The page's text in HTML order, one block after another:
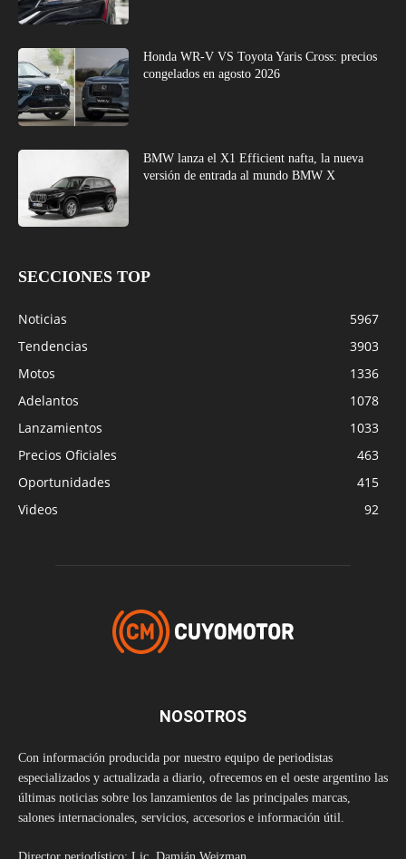
Honda WR-V VS Toyota Yaris Cross: precios
congelados en agosto 2026
BMW lanza el X1 Efficient nafta, la nueva
versión de entrada al mundo BMW X
SECCIONES TOP
Noticias
5967
Tendencias
3903
Motos
1336
Adelantos
1078
Lanzamientos
1033
Precios Oficiales
463
Oportunidades
415
Videos
92
NOSOTROS
Con información producida por nuestro equipo de periodistas
especializados y actualizada a diario, ofrecemos en el oeste argentino las
últimas noticias sobre los lanzamientos de las principales marcas,
salones internacionales, servicios, accesorios e información útil.